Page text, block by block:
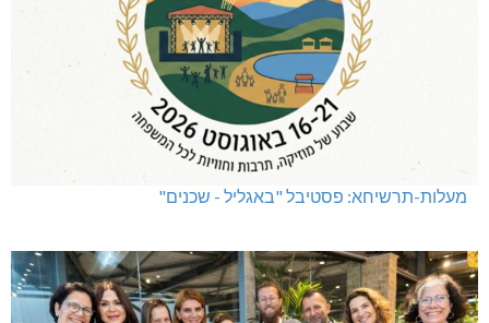
מעלות-תרשיחא: פסטיבל "באגליל - שכנים"